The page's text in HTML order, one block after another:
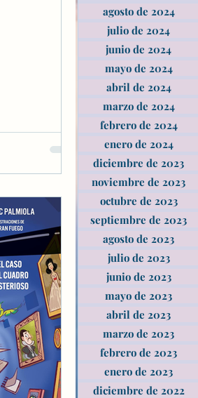
agosto de 2024
julio de 2024
junio de 2024
mayo de 2024
abril de 2024
marzo de 2024
febrero de 2024
enero de 2024
diciembre de 2023
noviembre de 2023
octubre de 2023
septiembre de 2023
agosto de 2023
julio de 2023
junio de 2023
mayo de 2023
abril de 2023
marzo de 2023
febrero de 2023
enero de 2023
diciembre de 2022